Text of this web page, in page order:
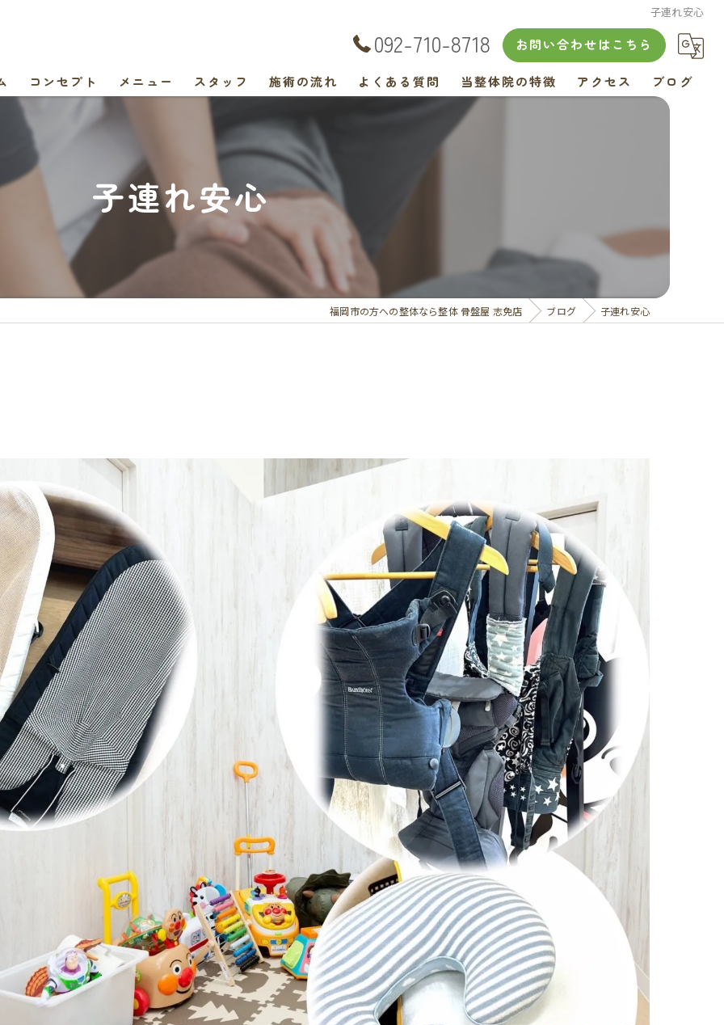
子連れ安心
092-710-8718 お問い合わせはこちら
コンセプト メニュー スタッフ 施術の流れ よくある質問 当整体院の特徴
交通事故
アクセス ブログ
子連れ安心
福岡市の方への整体なら整体 骨盤屋 志免店 ブログ 子連れ安心